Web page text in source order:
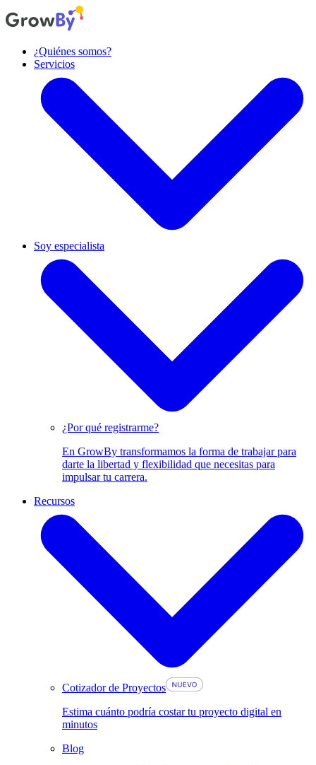
¿Quiénes somos?
Servicios
Diseño de producto
Diseñamos experiencias y productos centrados en las personas.
Soy especialista
¿Por qué registrarme?
En GrowBy transformamos la forma de trabajar para
darte la libertad y flexibilidad que necesitas para
impulsar tu carrera.
Recursos
Cotizador de Proyectos
Estima cuánto podría costar tu proyecto digital en
minutos
Blog